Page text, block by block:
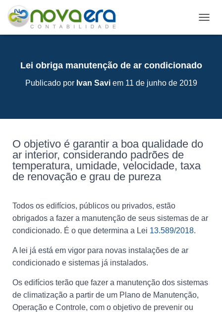
L
V
Lei obriga manutenção de ar condicionado
Publicado por Ivan Saviem 11 de junho de 2019
O objetivo é garantir a boa qualidade do
ar interior, considerando padrões de
temperatura, umidade, velocidade, taxa
de renovação e grau de pureza
Todos os edifícios, públicos ou privados, estão
obrigados a fazer a manutenção de seus sistemas de ar
condicionado. É o que determina a Lei 13.589/2018.
A lei já está em vigor para novas instalações de ar
condicionado e sistemas já instalados.
Os edifícios terão que fazer a manutenção dos sistemas
de climatização a partir de um Plano de Manutenção,
Operação e Controle, com o objetivo de prevenir ou